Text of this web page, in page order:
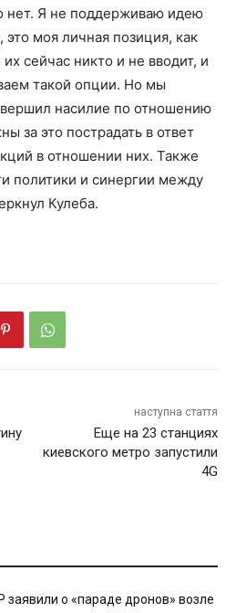
нет. Я не поддерживаю идею
моя личная позиция, как
сейчас никто и не вводит, и
такой опции. Но мы
насилие по отношению
за это пострадать в ответ
в отношении них. Также
политики и синергии между
Кулеба.
наступна стаття
Еще на 23 станциях
киевского метро запустили
4G
заявили о «параде дронов» возле